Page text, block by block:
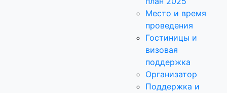
Место и время
проведения
Гостиницы и
визовая
поддержка
Организатор
Поддержка и